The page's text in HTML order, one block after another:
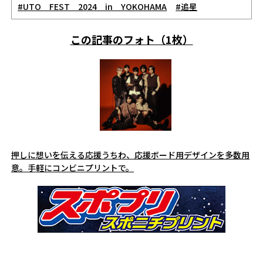
#UTO FEST 2024 in YOKOHAMA
#追星
この記事のフォト（1枚）
押しに想いを伝える応援うちわ、応援ボード用デザインを多数用
意。手軽にコンビニプリントで。